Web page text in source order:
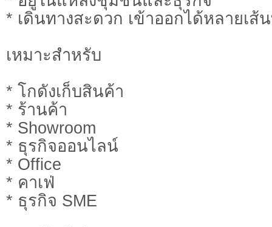
* เดินทางสะดวก เข้าออกได้หลายเส้
เหมาะสำหรับ
* โกดังเก็บสินค้า
* ร้านค้า
* Showroom
* ธุรกิจออนไลน์
* Office
* คาเฟ่
* ธุรกิจ SME